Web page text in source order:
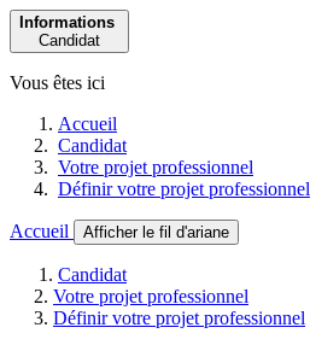
Informations
Candidat
Vous êtes ici
Accueil
Candidat
Votre projet professionnel
Définir votre projet professionnel
Accueil Afficher le fil d'ariane
Candidat
Votre projet professionnel
Définir votre projet professionnel